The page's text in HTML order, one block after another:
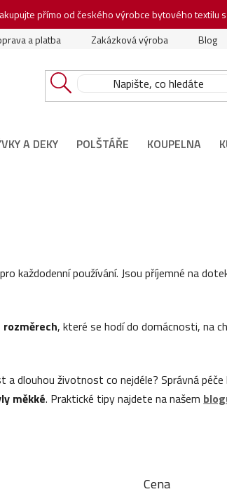
přímo od českého výrobce bytového textilu
a platba
Zakázková výroba Blog
A DEKY POLŠTÁŘE KOUPELNA
každodenní používání. Jsou příjemné na
, které se hodí do domácnosti, na
dlouhou životnost co nejdéle? Správná
měkké. Praktické tipy najdete na našem
Cena